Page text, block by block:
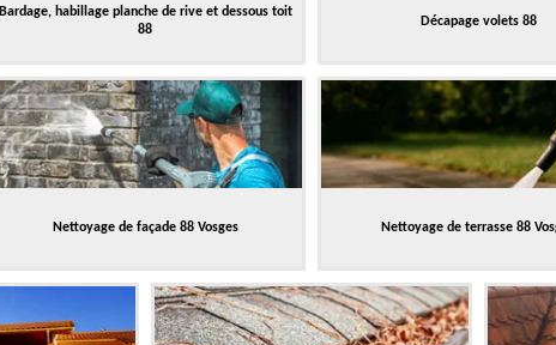
Bardage, habillage planche de rive et dessous toit
88
Décapage volets 88
Nettoyage de façade 88 Vosges Nettoyage de terrasse 88